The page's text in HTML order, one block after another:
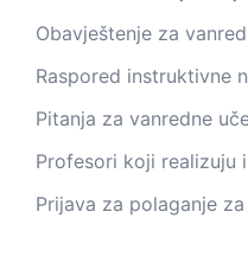
Obavještenje za
Raspored instruktivne
Pitanja za vanredne
Profesori koji realizuju
Prijava za polaganje